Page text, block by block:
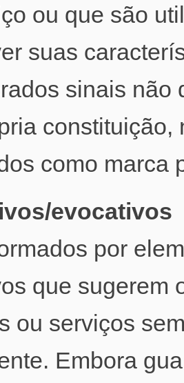
ou que são
suas
sinais não
constituição,
como marca
evocativos
por
que sugerem
ou serviços
Embora